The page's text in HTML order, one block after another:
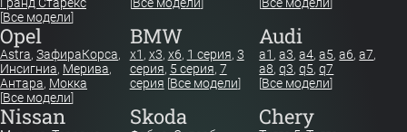
Гранд Старекс
[Все модели]
[Все модели]
[Все модели]
Opel
Astra, ЗафираКорса,
Инсигниа, Мерива,
Антара, Мокка
[Все модели]
BMW
x1 , x3, x6, 1 серия, 3
серия, 5 серия, 7
серия [Все модели]
Audi
a1 ,a3,a4,a5,a6,a7,
a8,q3,q5,q7
[Все модели]
Nissan Skoda Chery